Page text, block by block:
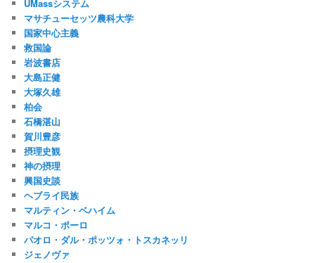
UMassシステム
マサチューセッツ農科大学
国家中心主義
救国論
岩波書店
大島正健
大塚久雄
柏会
石橋湛山
賀川豊彦
摂理史観
神の摂理
興国史談
ヘブライ民族
マルティン・ベハイム
マルコ・ポーロ
パオロ・ダル・ポッツォ・トスカネッリ
ジェノヴァ